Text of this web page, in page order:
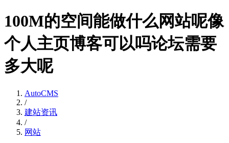
100M的空间能做什么网站呢像
个人主页博客可以吗论坛需要
多大呢
AutoCMS
/
建站资讯
/
网站